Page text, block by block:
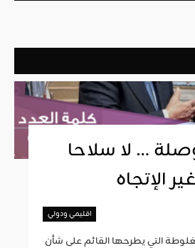
… لا سلاحا
الإتجاه
اقليمي ودولي